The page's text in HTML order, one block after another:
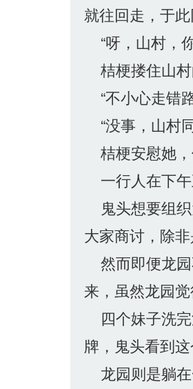
就往回走，于
“呀，山村，
桔梗搂住山村
“不小心走错
“没事，山村
桔梗安慰她，
一行人在下午
鬼头想要组织
大家商讨，除
然而即便龙园
来，虽然龙园
四个妹子洗完
牌，鬼头看到
龙园则是躺在